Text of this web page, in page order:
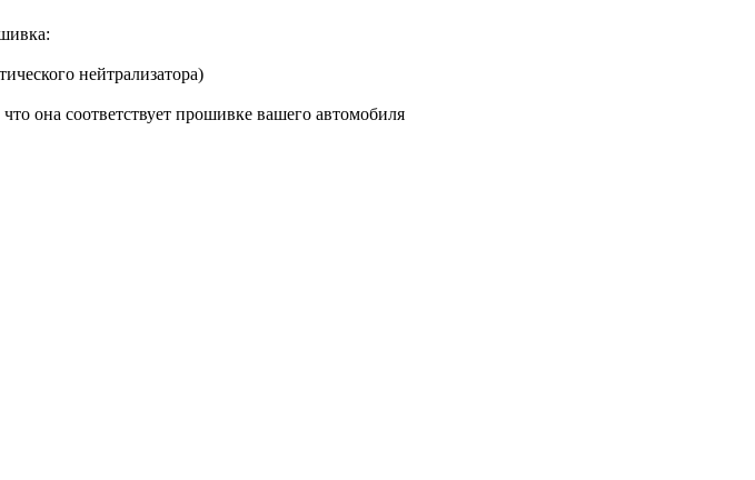
нейтрализатора)
она соответствует прошивке вашего автомобиля